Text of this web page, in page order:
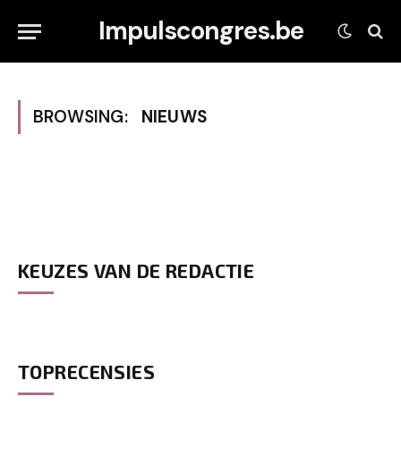
Impulscongres.be
BROWSING: NIEUWS
KEUZES VAN DE REDACTIE
TOPRECENSIES